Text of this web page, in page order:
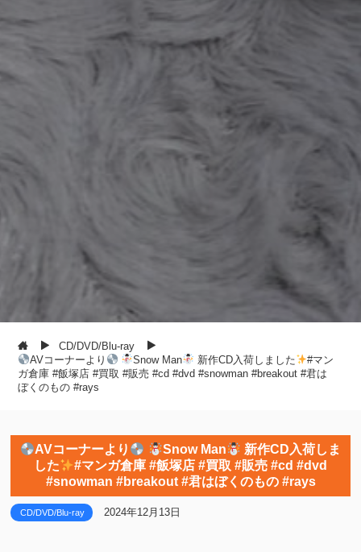
CD/DVD/Blu-ray
AVコーナーより
Snow Man 新作CD入荷しました
#マン
ガ倉庫 #飯塚店 #買取 #販売 #cd #dvd #snowman #breakout #君は
ぼくのもの #rays
AVコーナーより Snow Man
新作CD入荷しま
した
#マンガ倉庫 #飯塚店 #買取 #販売 #cd #dvd
#snowman #breakout #君はぼくのもの #rays
CD/DVD/Blu-ray 2024年12月13日